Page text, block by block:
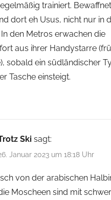
trainiert.
dort eh Usus, nicht nur in
den Metros erwachen die
aus ihrer Handystarre
sobald ein südländischer
Tasche einsteigt.
Ski sagt:
Januar 2023 um 18:18 Uhr
von der arabischen
Moscheen sind mit schwer